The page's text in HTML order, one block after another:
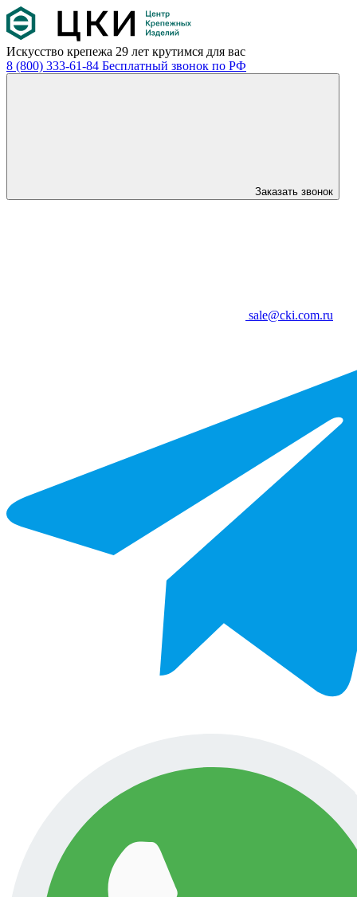
Искусство крепежа 29 лет крутимся для вас
8 (800) 333-61-84 Бесплатный звонок по РФ
Заказать звонок
sale@cki.com.ru